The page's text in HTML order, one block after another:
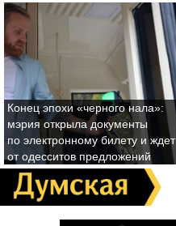
Конец эпохи «черного нала»:
мэрия открыла документы
по электронному билету и ждет
от одесситов предложений